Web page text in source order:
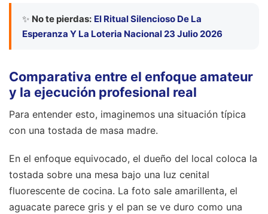
✨ No te pierdas: El Ritual Silencioso De La
Esperanza Y La Loteria Nacional 23 Julio 2026
Comparativa entre el enfoque amateur
y la ejecución profesional real
Para entender esto, imaginemos una situación típica
con una tostada de masa madre.
En el enfoque equivocado, el dueño del local coloca la
tostada sobre una mesa bajo una luz cenital
fluorescente de cocina. La foto sale amarillenta, el
aguacate parece gris y el pan se ve duro como una